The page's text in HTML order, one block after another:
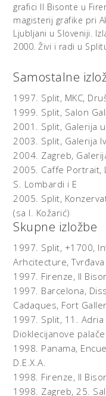
grafici Il Bisonte u
magisterij grafike pri
Ljubljani u Sloveniji.
2000. Živi i radi u
Samostalne
1997. Split, MKC,
1999. Split, Salon
2001. Split, Galerija
2003. Split, Galerija
2004. Zagreb,
2005. Caffe Portrait,
S. Lombardi i E
2005. Split,
(sa I. Kožarić)
Skupne izložbe
1997. Split, +1700,
Arhcitecture,
1997. Firenze, Il
1997. Barcelona,
Cadaques, Fort
1997. Split, 11.
Dioklecijanove palače
1998. Panama,
D.E.X.A.
1998. Firenze, Il
1998. Zagreb,25.